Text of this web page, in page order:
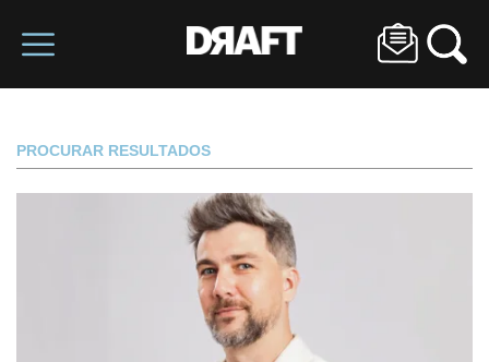
PROCURAR RESULTADOS